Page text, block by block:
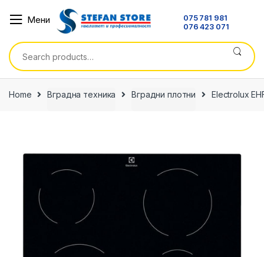
Мени
075 781 981
076 423 071
Search
for:
Home Вградна техника Вградни плотни Electrolux